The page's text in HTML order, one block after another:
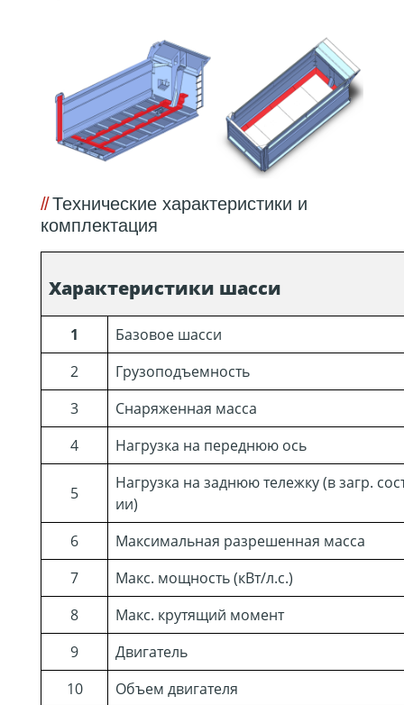
Технические характеристики и
комплектация
Характеристики шасси
1
Базовое шасси
2
Грузоподъемность
3
Снаряженная масса
4
Нагрузка на переднюю ось
5
Нагрузка на заднюю тележку (в загр.
ии)
6
Максимальная разрешенная масса
7
Макс. мощность (кВт/л.с.)
8
Макс. крутящий момент
9
Двигатель
10
Объем двигателя